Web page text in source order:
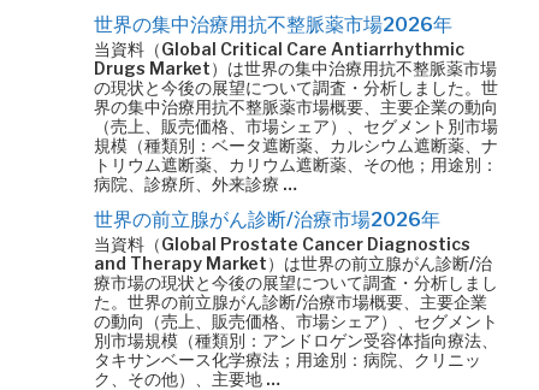
世界の集中治療用抗不整脈薬市場2026年
当資料（Global Critical Care Antiarrhythmic
Drugs Market）は世界の集中治療用抗不整脈薬市場
の現状と今後の展望について調査・分析しました。世
界の集中治療用抗不整脈薬市場概要、主要企業の動向
（売上、販売価格、市場シェア）、セグメント別市場
規模（種類別：ベータ遮断薬、カルシウム遮断薬、ナ
トリウム遮断薬、カリウム遮断薬、その他；用途別：
病院、診療所、外来診療 …
世界の前立腺がん診断/治療市場2026年
当資料（Global Prostate Cancer Diagnostics
and Therapy Market）は世界の前立腺がん診断/治
療市場の現状と今後の展望について調査・分析しまし
た。世界の前立腺がん診断/治療市場概要、主要企業
の動向（売上、販売価格、市場シェア）、セグメント
別市場規模（種類別：アンドロゲン受容体指向療法、
タキサンベース化学療法；用途別：病院、クリニッ
ク、その他）、主要地 …